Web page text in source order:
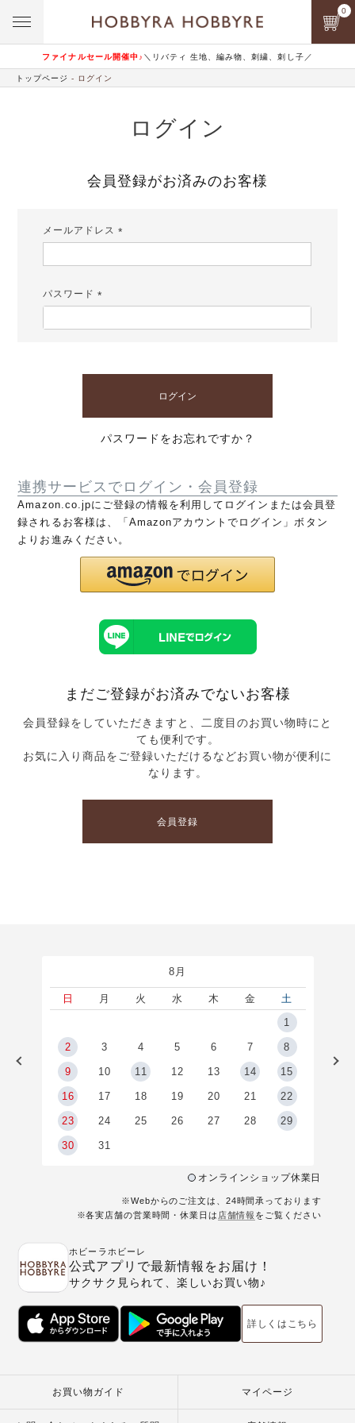
ファイナルセール開催中♪ ＼リバティ 生地、編み物、刺繍、刺し子／
0
トップページ ログイン
ログイン
会員登録がお済みのお客様
メールアドレス
パスワード
ログイン
パスワードをお忘れですか？
連携サービスでログイン・会員登録
Amazon.co.jpにご登録の情報を利用してログインまたは会員登
録されるお客様は、「Amazonアカウントでログイン」ボタン
よりお進みください。
まだご登録がお済みでないお客様
会員登録をしていただきますと、二度目のお買い物時にと
ても便利です。
お気に入り商品をご登録いただけるなどお買い物が便利に
なります。
会員登録
8月
日 月 火 水 木 金
土
1
2 3 4 5 6 7 8
9 10 11 12 13 14 15
16 17 18 19 20 21 22
23 24 25 26 27 28 29
30 31
オンラインショップ休業日
※Webからのご注文は、24時間承っております
※各実店舗の営業時間・休業日は 店舗情報 をご覧ください
ホビーラホビーレ
公式アプリで最新情報をお届け！
サクサク見られて、楽しいお買い物♪
詳しくはこちら
お買い物ガイド マイページ